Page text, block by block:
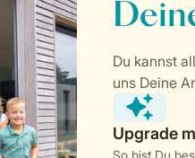
So bist Du